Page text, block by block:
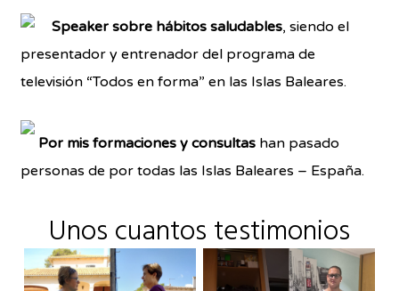
Speaker sobre hábitos saludables, siendo el
presentador y entrenador del programa de
televisión “Todos en forma” en las Islas Baleares.
Por mis formaciones y consultas han pasado
personas de por todas las Islas Baleares – España.
Unos cuantos testimonios